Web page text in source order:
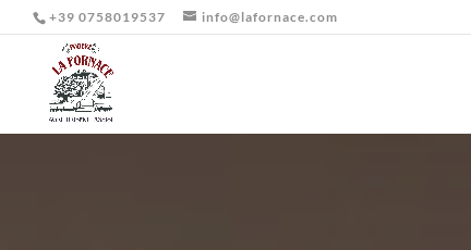
+39 0758019537 info@lafornace.com